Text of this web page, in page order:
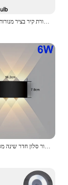
רטרו עץ מנורת קיר בציר מנורות קיר אורות מתקן E27 מקורה בית תפאורה אוכל חדר שינה מנורה שליד המיטה תאורה
למעלה ולמטה הוביל מנורת קיר עמיד למים פנים אור עבור סלון חדר שינה מסדרון תאורת חוץ